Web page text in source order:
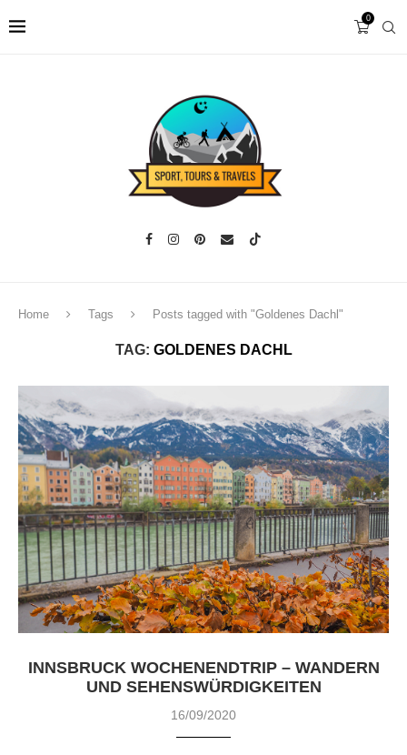
0
Home Tags Posts tagged with "Goldenes Dachl"
TAG: GOLDENES DACHL
INNSBRUCK WOCHENENDTRIP – WANDERN
UND SEHENSWÜRDIGKEITEN
16/09/2020